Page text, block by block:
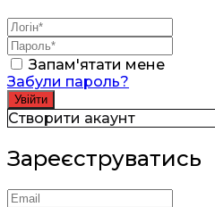
Запам'ятати мене
Забули пароль?
Створити акаунт
Зареєструватись